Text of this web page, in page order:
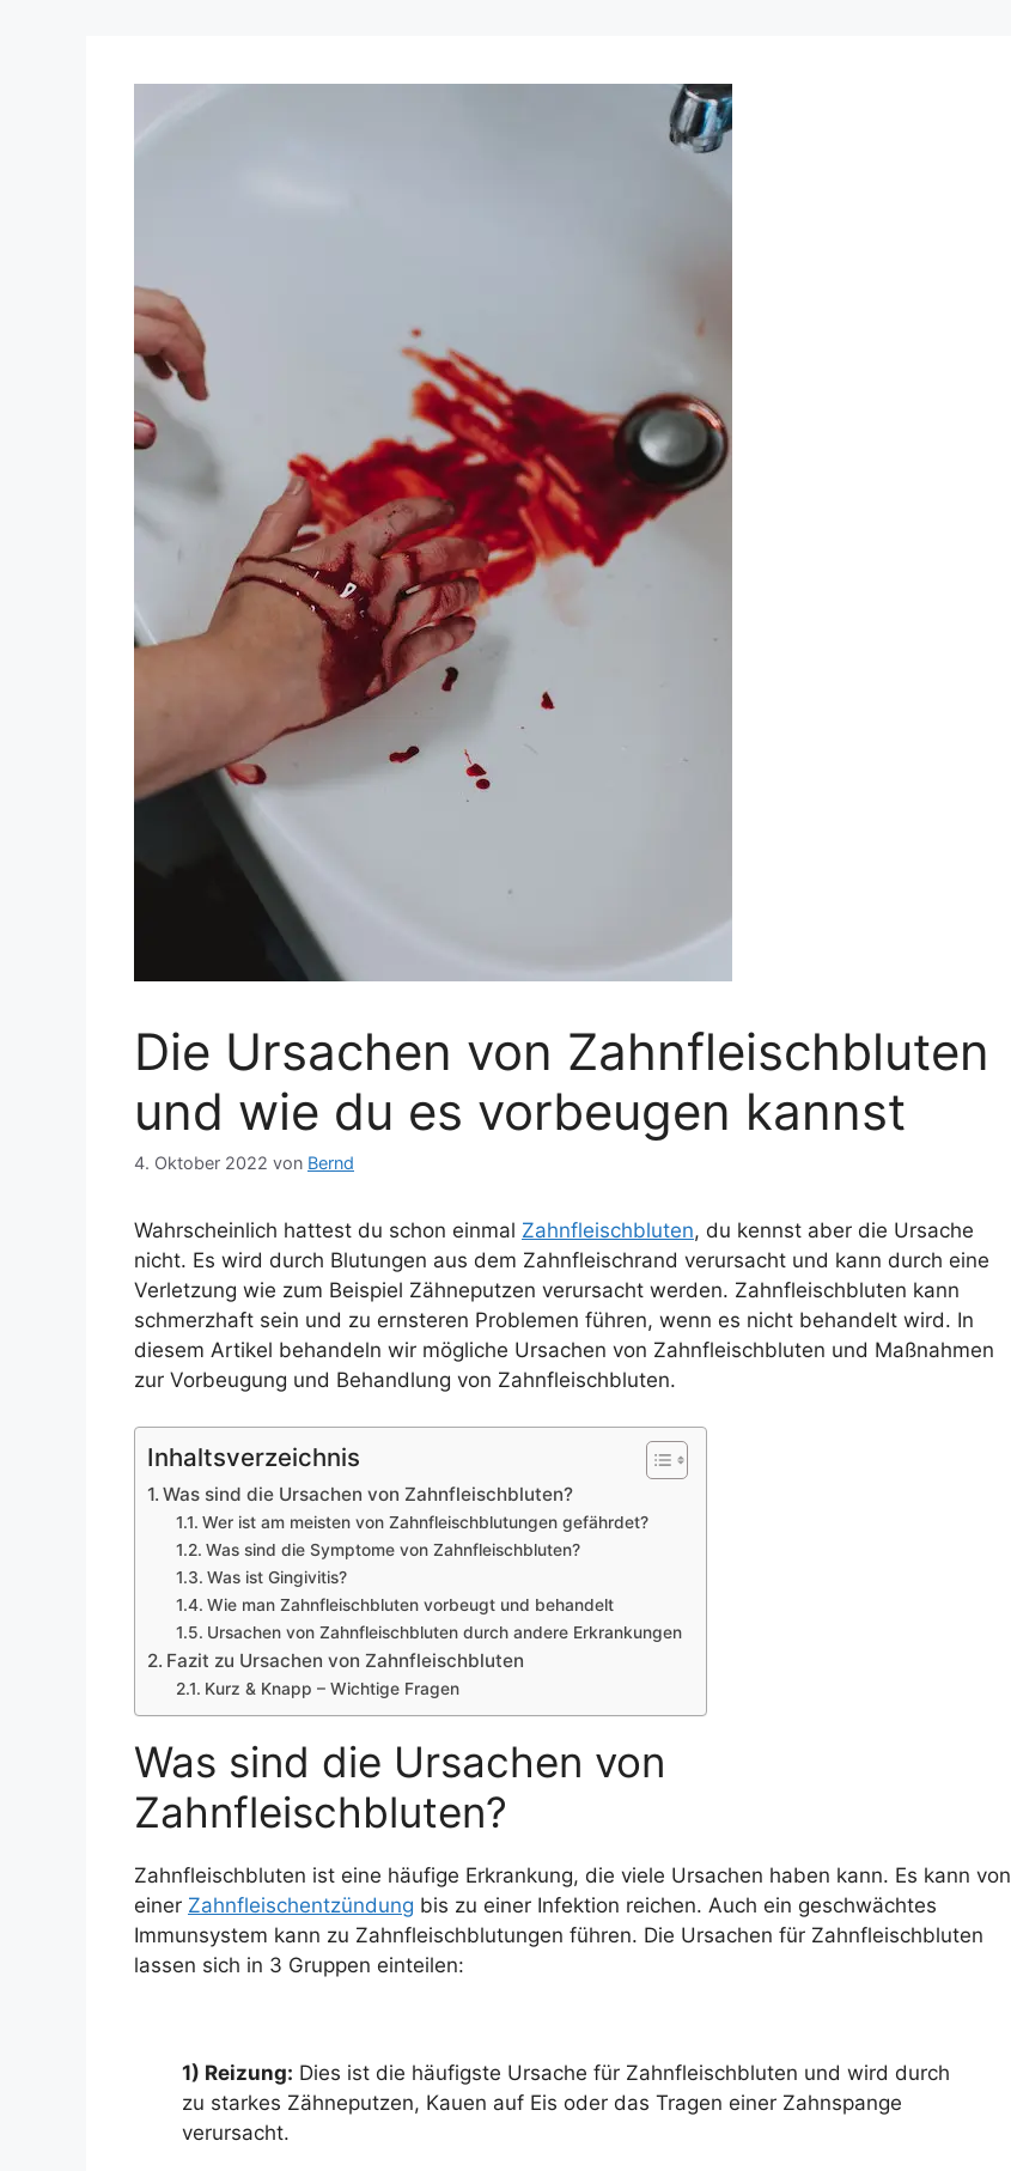
Die Ursachen von Zahnfleischbluten
und wie du es vorbeugen kannst
4. Oktober 2022 von Bernd
Wahrscheinlich hattest du schon einmal Zahnfleischbluten, du kennst aber die Ursache
nicht. Es wird durch Blutungen aus dem Zahnfleischrand verursacht und kann durch eine
Verletzung wie zum Beispiel Zähneputzen verursacht werden. Zahnfleischbluten kann
schmerzhaft sein und zu ernsteren Problemen führen, wenn es nicht behandelt wird. In
diesem Artikel behandeln wir mögliche Ursachen von Zahnfleischbluten und Maßnahmen
zur Vorbeugung und Behandlung von Zahnfleischbluten.
Inhaltsverzeichnis
Was sind die Ursachen von Zahnfleischbluten?
Wer ist am meisten von Zahnfleischblutungen gefährdet?
Was sind die Symptome von Zahnfleischbluten?
Was ist Gingivitis?
Wie man Zahnfleischbluten vorbeugt und behandelt
Ursachen von Zahnfleischbluten durch andere Erkrankungen
Fazit zu Ursachen von Zahnfleischbluten
Kurz & Knapp – Wichtige Fragen
Was sind die Ursachen von
Zahnfleischbluten?
Zahnfleischbluten ist eine häufige Erkrankung, die viele Ursachen haben kann. Es kann von
einer Zahnfleischentzündung bis zu einer Infektion reichen. Auch ein geschwächtes
Immunsystem kann zu Zahnfleischblutungen führen. Die Ursachen für Zahnfleischbluten
lassen sich in 3 Gruppen einteilen:
1) Reizung: Dies ist die häufigste Ursache für Zahnfleischbluten und wird durch
zu starkes Zähneputzen, Kauen auf Eis oder das Tragen einer Zahnspange
verursacht.